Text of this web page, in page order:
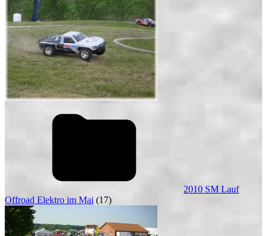
2010 SM Lauf
Offroad Elektro im Mai (17)